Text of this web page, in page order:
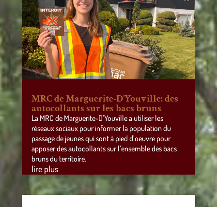
MRC de Marguerite-D’Youville: des
autocollants sur les bacs bruns
La MRC de Marguerite-D’Youville a utiliser les
réseaux sociaux pour informer la population du
passage de jeunes qui sont à pied d’oeuvre pour
apposer des autocollants sur l’ensemble des bacs
bruns du territoire.
lire plus